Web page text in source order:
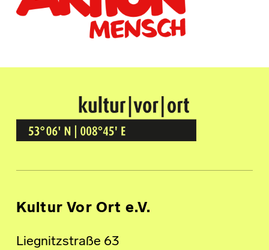
Kultur Vor Ort
BREMEN GRÖPELINGEN
Kultur Vor Ort e.V.
Liegnitzstraße 63